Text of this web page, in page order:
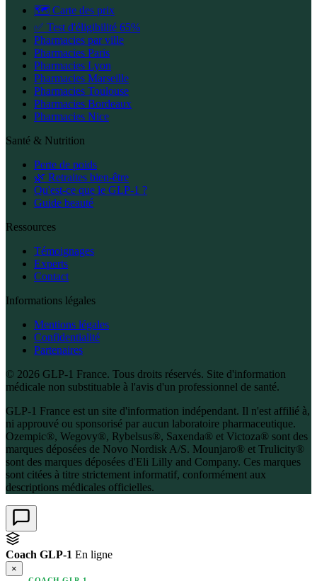
🗺️ Carte des prix
✅ Test d'éligibilité 65%
Pharmacies par ville
Pharmacies Paris
Pharmacies Lyon
Pharmacies Marseille
Pharmacies Toulouse
Pharmacies Bordeaux
Pharmacies Nice
Santé & Nutrition
Perte de poids
🌿 Retraites bien-être
Qu'est-ce que le GLP-1 ?
Guide beauté
Ressources
Témoignages
Experts
Contact
Informations légales
Mentions légales
Confidentialité
Partenaires
© 2026 GLP-1 France. Tous droits réservés. Site d'information
médicale non substituable à l'avis d'un professionnel de santé.
GLP-1 France est un site d'information indépendant. Il n'est affilié à,
ni approuvé ou sponsorisé par aucun laboratoire pharmaceutique.
Ozempic®, Wegovy®, Rybelsus®, Saxenda® et Victoza® sont des
marques déposées de Novo Nordisk A/S. Mounjaro® et Trulicity®
sont des marques déposées d'Eli Lilly and Company. Ces marques
sont citées à titre strictement informatif, conformément aux
descriptions médicales officielles.
Coach GLP-1 En ligne
×